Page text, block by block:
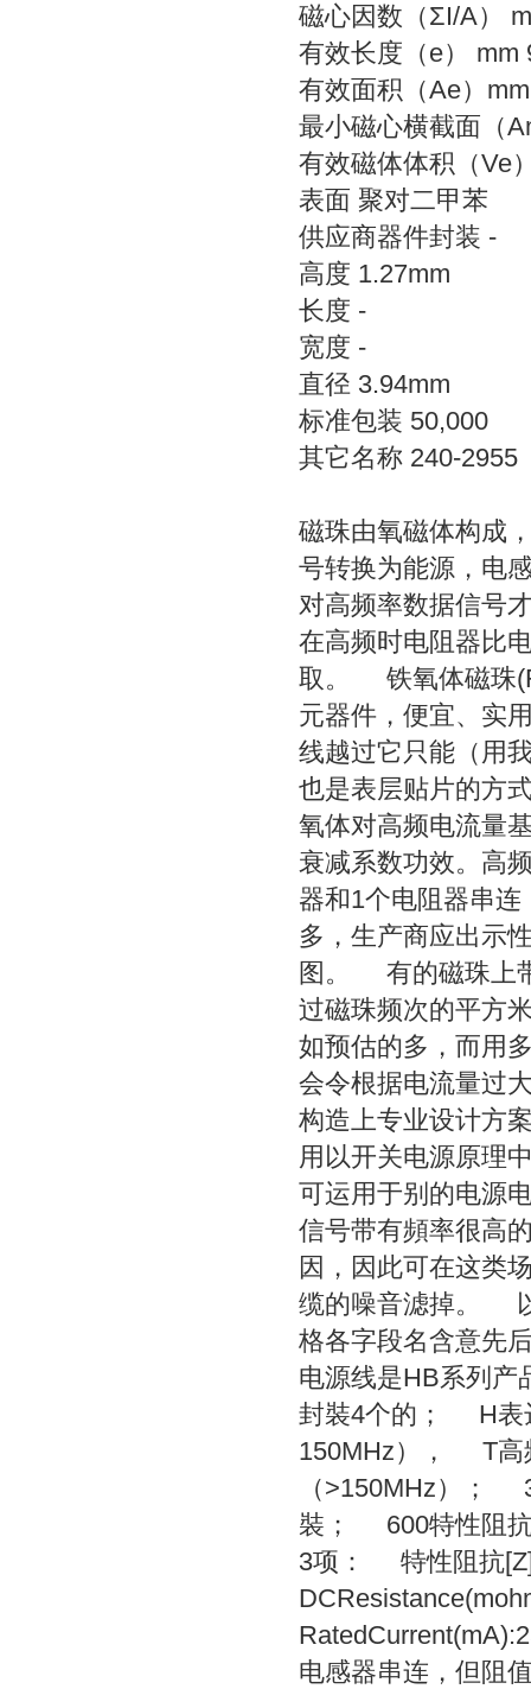
磁心因数（ΣI/A）
有效长度（e） mm
有效面积（Ae）
最小磁心横截面（
有效磁体体积（Ve
表面 聚对二甲苯
供应商器件封装 -
高度 1.27mm
长度 -
宽度 -
直径 3.94mm
标准包装 50,000
其它名称 240-2955
磁珠由氧磁体构成
号转换为能源，电
对高频率数据信号
在高频时电阻器比
取。 铁氧体磁珠
元器件，便宜、实
线越过它只能（用
也是表层贴片的方
氧体对高频电流量
衰减系数功效。高
器和1个电阻器串
多，生产商应出示
图。 有的磁珠上
过磁珠频次的平方
如预估的多，而用
会令根据电流量过
构造上专业设计方
用以开关电源原理
可运用于别的电源
信号带有頻率很高
因，因此可在这类
缆的噪音滤掉。
格各字段名含意先
电源线是HB系列
封裝4个的； H表
150MHz）， T高
（>150MHz）；
裝； 600特性阻抗
3项： 特性阻抗
电感器串连，但阻